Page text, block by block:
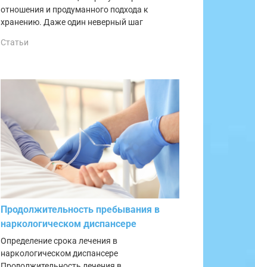
отношения и продуманного подхода к
хранению. Даже один неверный шаг
Статьи
Продолжительность пребывания в
наркологическом диспансере
Определение срока лечения в
наркологическом диспансере